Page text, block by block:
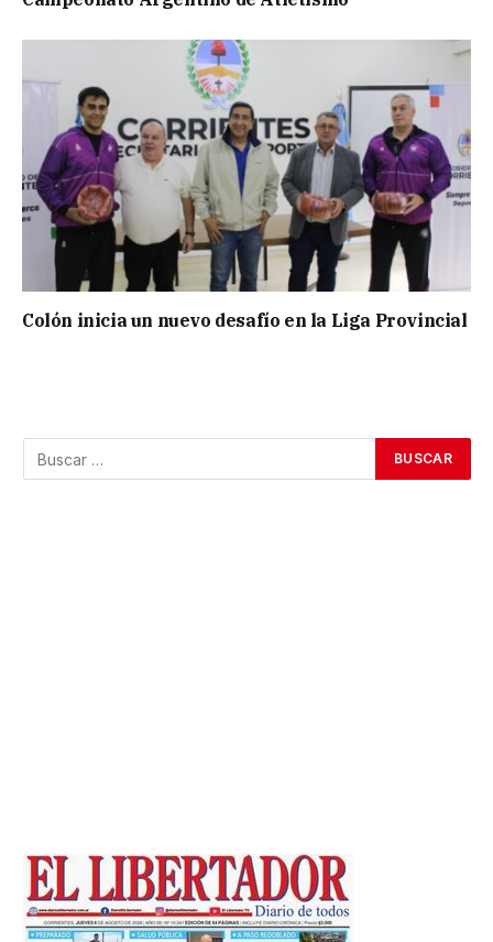
Colón inicia un nuevo desafío en la Liga Provincial